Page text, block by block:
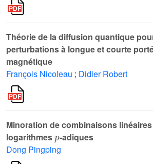
Théorie de la diffusion quantique
perturbations à longue et courte
magnétique
François Nicoleau ; Didier Robert
Minoration de combinaisons
logarithmes
p
-adiques
Dong Pingping